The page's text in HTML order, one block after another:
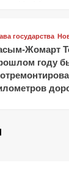
государства
Жомарт
году